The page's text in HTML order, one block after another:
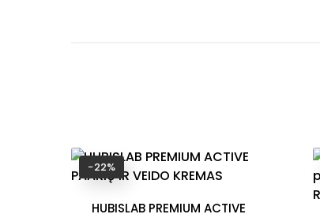
HUBISLAB PREMIUM ACTIVE
−22%